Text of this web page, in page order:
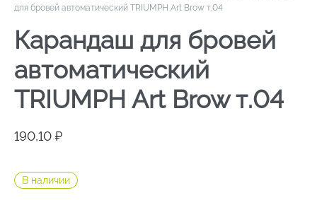
для бровей автоматический TRIUMPH Art Brow т.04
Карандаш для бровей
автоматический
TRIUMPH Art Brow т.04
190,10 ₽
В наличии